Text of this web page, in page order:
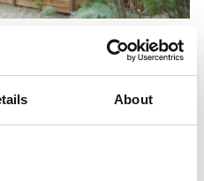
About
hovedentreprisen på
boligerne i Vivabolig,
Projektet omfatter
renoveringen bliver